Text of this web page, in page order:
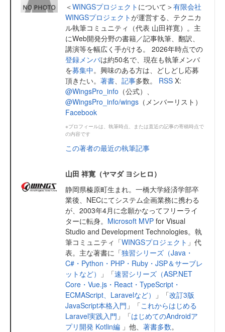
＜WINGSプロジェクト について＞有限会社
WINGSプロジェクトが運営する、テクニカ
ル執筆コミュニティ（代表 山田祥寛）。主
にWeb開発分野の書籍／記事執筆、翻訳、
講演等を幅広く手がける。 2026年時点での
登録メンバは約50名で、現在も執筆メンバ
を募集中。興味のある方は、どしどし応募
頂きたい。 著書 記事多数。 RSS X:
@WingsPro_info （公式）、
@WingsPro_info/wings （メンバーリスト）
Facebook
※プロフィールは、執筆時点、または直近の記事の寄稿時点で
の内容です
この著者の最近の執筆記事
山田 祥寛（ヤマダ ヨシヒロ）
静岡県榛原町生まれ。一橋大学経済学部卒
業後、NECにてシステム企画業務に携わる
が、2003年4月に念願かなってフリーライ
ターに転身。 Microsoft MVP for Visual
Studio and Development Technologies。執
筆コミュニティ「WINGSプロジェクト 」代
表。主な著書に「独習シリーズ（Java・
C#・Python・PHP・Ruby・JSP＆サーブレ
ットなど）
」「速習シリーズ（ASP.NET
Core・Vue.js・React・TypeScript・
ECMAScript、Laravelなど）
」「改訂3版
JavaScript本格入門 」「これからはじめる
Laravel実践入門 」「はじめてのAndroidア
プリ開発 Kotlin編 」他、 著書多数。